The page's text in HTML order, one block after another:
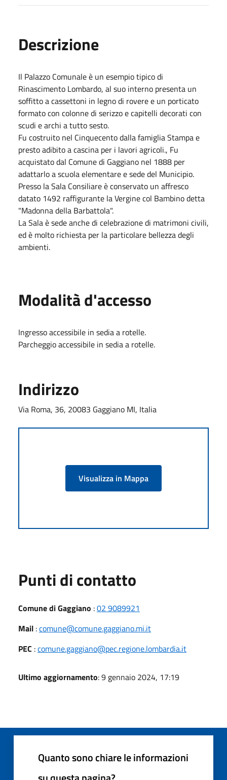
Descrizione
Il Palazzo Comunale è un esempio tipico di
Rinascimento Lombardo, al suo interno presenta un
soffitto a cassettoni in legno di rovere e un porticato
formato con colonne di serizzo e capitelli decorati con
scudi e archi a tutto sesto.
Fu costruito nel Cinquecento dalla famiglia Stampa e
presto adibito a cascina per i lavori agricoli., Fu
acquistato dal Comune di Gaggiano nel 1888 per
adattarlo a scuola elementare e sede del Municipio.
Presso la Sala Consiliare è conservato un affresco
datato 1492 raffigurante la Vergine col Bambino detta
"Madonna della Barbattola".
La Sala è sede anche di celebrazione di matrimoni civili,
ed è molto richiesta per la particolare bellezza degli
ambienti.
Modalità d'accesso
Ingresso accessibile in sedia a rotelle.
Parcheggio accessibile in sedia a rotelle.
Indirizzo
Via Roma, 36, 20083 Gaggiano MI, Italia
Visualizza in Mappa
Punti di contatto
Comune di Gaggiano :02 9089921
Mail :comune@comune.gaggiano.mi.it
PEC :comune.gaggiano@pec.regione.lombardia.it
Ultimo aggiornamento: 9 gennaio 2024, 17:19
Quanto sono chiare le informazioni